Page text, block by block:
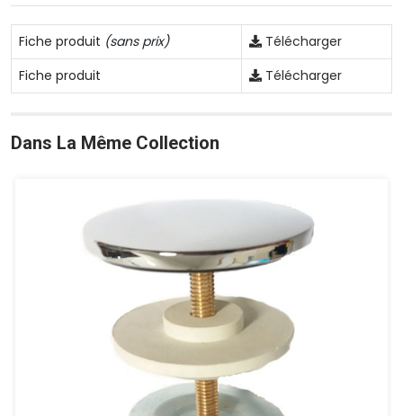
Fiche produit (sans prix)
Télécharger
Fiche produit
Télécharger
Dans La Même Collection